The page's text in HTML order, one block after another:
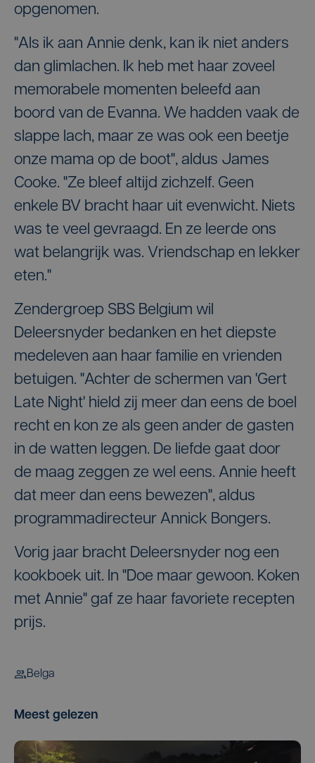
opgenomen.
"Als ik aan Annie denk, kan ik niet anders
dan glimlachen. Ik heb met haar zoveel
memorabele momenten beleefd aan
boord van de Evanna. We hadden vaak de
slappe lach, maar ze was ook een beetje
onze mama op de boot", aldus James
Cooke. "Ze bleef altijd zichzelf. Geen
enkele BV bracht haar uit evenwicht. Niets
was te veel gevraagd. En ze leerde ons
wat belangrijk was. Vriendschap en lekker
eten."
Zendergroep SBS Belgium wil
Deleersnyder bedanken en het diepste
medeleven aan haar familie en vrienden
betuigen. "Achter de schermen van 'Gert
Late Night' hield zij meer dan eens de boel
recht en kon ze als geen ander de gasten
in de watten leggen. De liefde gaat door
de maag zeggen ze wel eens. Annie heeft
dat meer dan eens bewezen", aldus
programmadirecteur Annick Bongers.
Vorig jaar bracht Deleersnyder nog een
kookboek uit. In "Doe maar gewoon. Koken
met Annie" gaf ze haar favoriete recepten
prijs.
Belga
Meest gelezen